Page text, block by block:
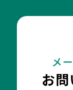
メ
お